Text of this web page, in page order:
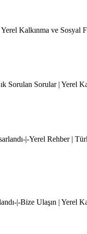
Kalkınma ve Sosyal
Sorulan Sorular | Yerel
|-Yerel Rehber |
|-Bize Ulaşın | Yerel